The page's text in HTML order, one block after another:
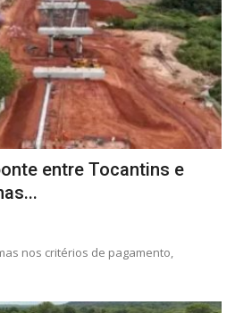
entre Tocantins e
nos critérios de pagamento,